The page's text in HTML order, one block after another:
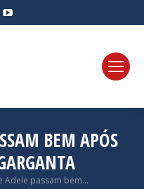
Instagram
BEM APÓS
Adele passam bem…